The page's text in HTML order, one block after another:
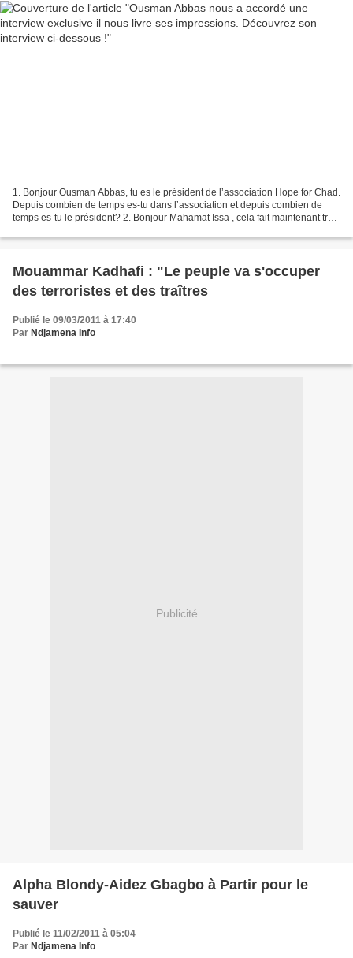
1. Bonjour Ousman Abbas, tu es le président de l’association Hope for Chad.
Depuis combien de temps es-tu dans l’association et depuis combien de
temps es-tu le président? ​2. Bonjour Mahamat Issa , cela fait maintenant trois
Mouammar Kadhafi : "Le peuple va s'occuper
des terroristes et des traîtres
Publié le 09/03/2011 à 17:40
Par Ndjamena Info
Publicité
Alpha Blondy-Aidez Gbagbo à Partir pour le
sauver
Publié le 11/02/2011 à 05:04
Par Ndjamena Info